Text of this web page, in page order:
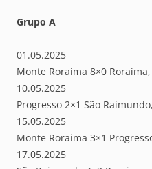
Grupo A
01.05.2025
Monte Roraima 8×0
10.05.2025
Progresso 2×1 São
15.05.2025
Monte Roraima 3×1
17.05.2025